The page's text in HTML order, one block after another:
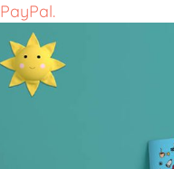
PayPal.